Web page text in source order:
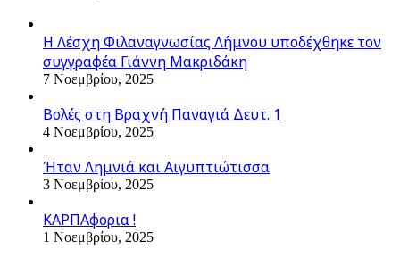
Η Λέσχη Φιλαναγνωσίας Λήμνου υποδέχθηκε τον
συγγραφέα Γιάννη Μακριδάκη
7 Νοεμβρίου, 2025
Βολές στη Βραχνή Παναγιά Δευτ. 1
4 Νοεμβρίου, 2025
Ήταν Λημνιά και Αιγυπτιώτισσα
3 Νοεμβρίου, 2025
ΚΑΡΠΑφορια !
1 Νοεμβρίου, 2025